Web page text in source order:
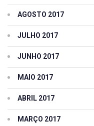
AGOSTO 2017
JULHO 2017
JUNHO 2017
MAIO 2017
ABRIL 2017
MARÇO 2017